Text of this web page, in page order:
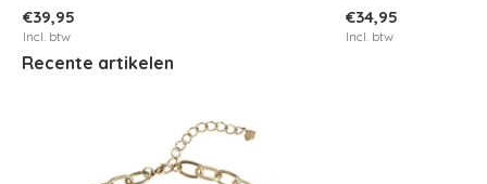
€39,95
Incl. btw
€34,95
Incl. btw
Recente artikelen